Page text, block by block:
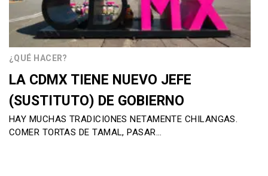
¿QUÉ HACER?
LA CDMX TIENE NUEVO JEFE
(SUSTITUTO) DE GOBIERNO
HAY MUCHAS TRADICIONES NETAMENTE CHILANGAS.
COMER TORTAS DE TAMAL, PASAR…